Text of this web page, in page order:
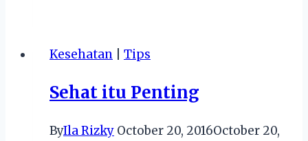
Sepelekan
Tipes
Kesehatan Tips
Sehat itu Penting
ByIla Rizky October 20, 2016October 20,